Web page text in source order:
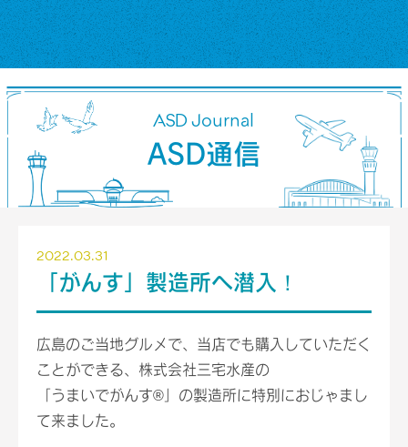
ASD Journal
ASD通信
2022.03.31
「がんす」製造所へ潜入！
広島のご当地グルメで、当店でも購入していただく
ことができる、株式会社三宅水産の
「うまいでがんす®」の製造所に特別におじゃまし
て来ました。